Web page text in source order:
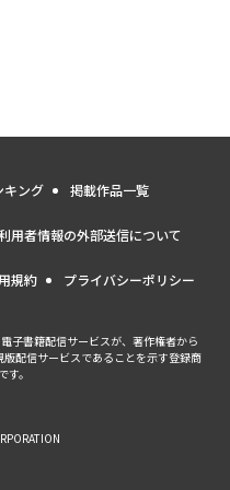
キング 掲載作品一覧
用者情報の外部送信について
規約 プライバシーポリシー
子書籍配信サービスが、著作権者から
配信サービスであることを示す登録商
。